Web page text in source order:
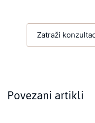
Zatraži
Povezani artikli